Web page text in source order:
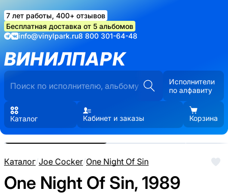
7 лет работы, 400+ отзывов
Бесплатная доставка от 5 альбомов
info@vinylpark.ru8 800 301-64-48
ВИНИЛПАРК
Исполнители
по алфавиту
Каталог Кабинет и заказы Корзина
Каталог/Joe Cocker/One Night Of Sin
One Night Of Sin, 1989
Реальные фото пластинки.
Нажмите, чтобы увеличить